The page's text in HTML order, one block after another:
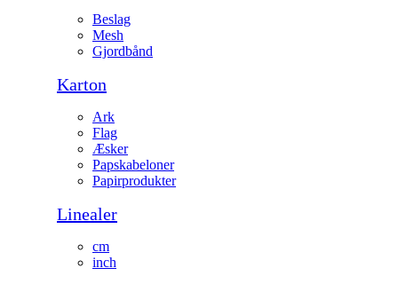
Beslag
Mesh
Gjordbånd
Karton
Ark
Flag
Æsker
Papskabeloner
Papirprodukter
Linealer
cm
inch